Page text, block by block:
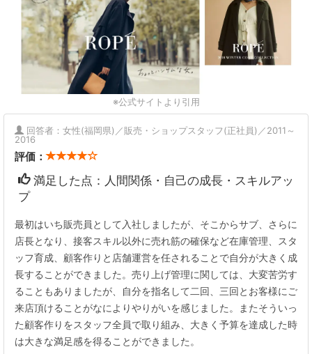
※公式サイトより引用
回答者：女性(福岡県)／販売・ショップスタッフ(正社員)／2011～
2016
評価：
満足した点：人間関係・自己の成長・スキルアッ
プ
最初はいち販売員として入社しましたが、そこからサブ、さらに
店長となり、接客スキル以外に売れ筋の確保など在庫管理、スタ
ッフ育成、顧客作りと店舗運営を任されることで自分が大きく成
長することができました。売り上げ管理に関しては、大変苦労す
ることもありましたが、自分を指名して二回、三回とお客様にご
来店頂けることがなによりやりがいを感じました。またそういっ
た顧客作りをスタッフ全員で取り組み、大きく予算を達成した時
は大きな満足感を得ることができました。